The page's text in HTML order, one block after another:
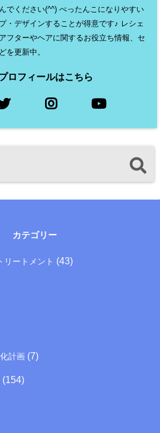
でください(^^) ぺったんこになりやすい
・デザインすることが得意です♪ レシェ
フターやヘアに関するお役立ち情報、セ
を更新中。
ロフィールはこちら
カテゴリー
リートメント (43)
計画 (7)
(154)